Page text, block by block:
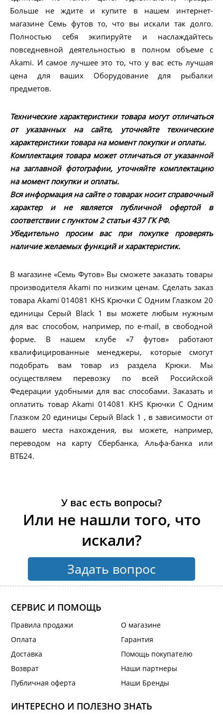
Больше не ждите и купите в нашем интернет-
магазине Семь футов то, что вы искали так долго.
Полностью себя экипируйте и наслаждайтесь
повседневной деятельностью в полном объеме с
Akami. И самое лучшее это то, что у вас есть лучшая
цена для ваших Оборудование для рыбалки
предметов.
Технические характеристики товара могут отличаться
от указанных на сайте, уточняйте технические
характеристики товара на момент покупки и оплаты.
Комплектация товара может отличаться от указанной
на заглавной фотографии, уточняйте комплектацию
на момент покупки и оплаты.
Вся информация на сайте о товарах носит справочный
характер и не является публичной офертой в
соответствии с пунктом 2 статьи 437 ГК РФ.
Убедительно просим вас при покупке проверять
наличие желаемых функций и характеристик.
В магазине «Семь Футов» Вы сможете заказать товары
производителя Akami по низким ценам. Сделать заказ
товара Akami 014081 KHS Крючки С Одним Глазком 20
единицы Серый Black 1 вы можете любым нужным
для вас способом, например, по e-mail, в свободной
форме. В нашем клубе «7 футов» работают
квалифицированные менеджеры, которые смогут
подобрать вам товар из раздела Крюки. Мы
осуществляем перевозку по всей Российской
Федерации удобными для вас способами. Заказать и
оплатить товар Akami 014081 KHS Крючки С Одним
Глазком 20 единицы Серый Black 1 , в зависимости от
вашего места нахождения, вы можете, например,
переводом на карту Сбербанка, Альфа-банка или
ВТБ24.
У вас есть вопросы?
Или не нашли того, что
искали?
Задать вопрос
СЕРВИС И ПОМОЩЬ
Правила продажи
Оплата
Доставка
Возврат
Публичная оферта
О магазине
Гарантия
Помощь покупателю
Наши партнеры
Наши Бренды
ИНТЕРЕСНО И ПОЛЕЗНО ЗНАТЬ